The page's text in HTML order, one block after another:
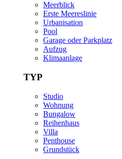
Meerblick
Erste Meereslinie
Urbanisation
Pool
Garage oder Parkplatz
Aufzug
Klimaanlage
TYP
Studio
Wohnung
Bungalow
Reihenhaus
Villa
Penthouse
Grundstück